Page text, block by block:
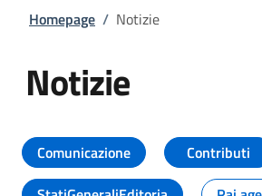
Homepage / Notizie
Notizie
Tutti i contenuti
Comunicazione Contributi